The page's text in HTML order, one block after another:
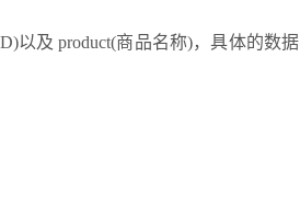
以及 product(商品名称)，具体的数据